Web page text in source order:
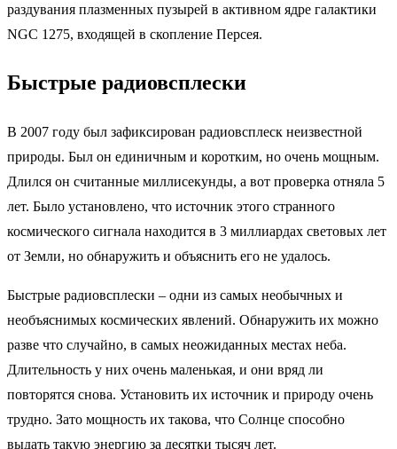
раздувания плазменных пузырей в активном ядре галактики
NGC 1275, входящей в скопление Персея.
Быстрые радиовсплески
В 2007 году был зафиксирован радиовсплеск неизвестной
природы. Был он единичным и коротким, но очень мощным.
Длился он считанные миллисекунды, а вот проверка отняла 5
лет. Было установлено, что источник этого странного
космического сигнала находится в 3 миллиардах световых лет
от Земли, но обнаружить и объяснить его не удалось.
Быстрые радиовсплески – одни из самых необычных и
необъяснимых космических явлений. Обнаружить их можно
разве что случайно, в самых неожиданных местах неба.
Длительность у них очень маленькая, и они вряд ли
повторятся снова. Установить их источник и природу очень
трудно. Зато мощность их такова, что Солнце способно
выдать такую энергию за десятки тысяч лет.